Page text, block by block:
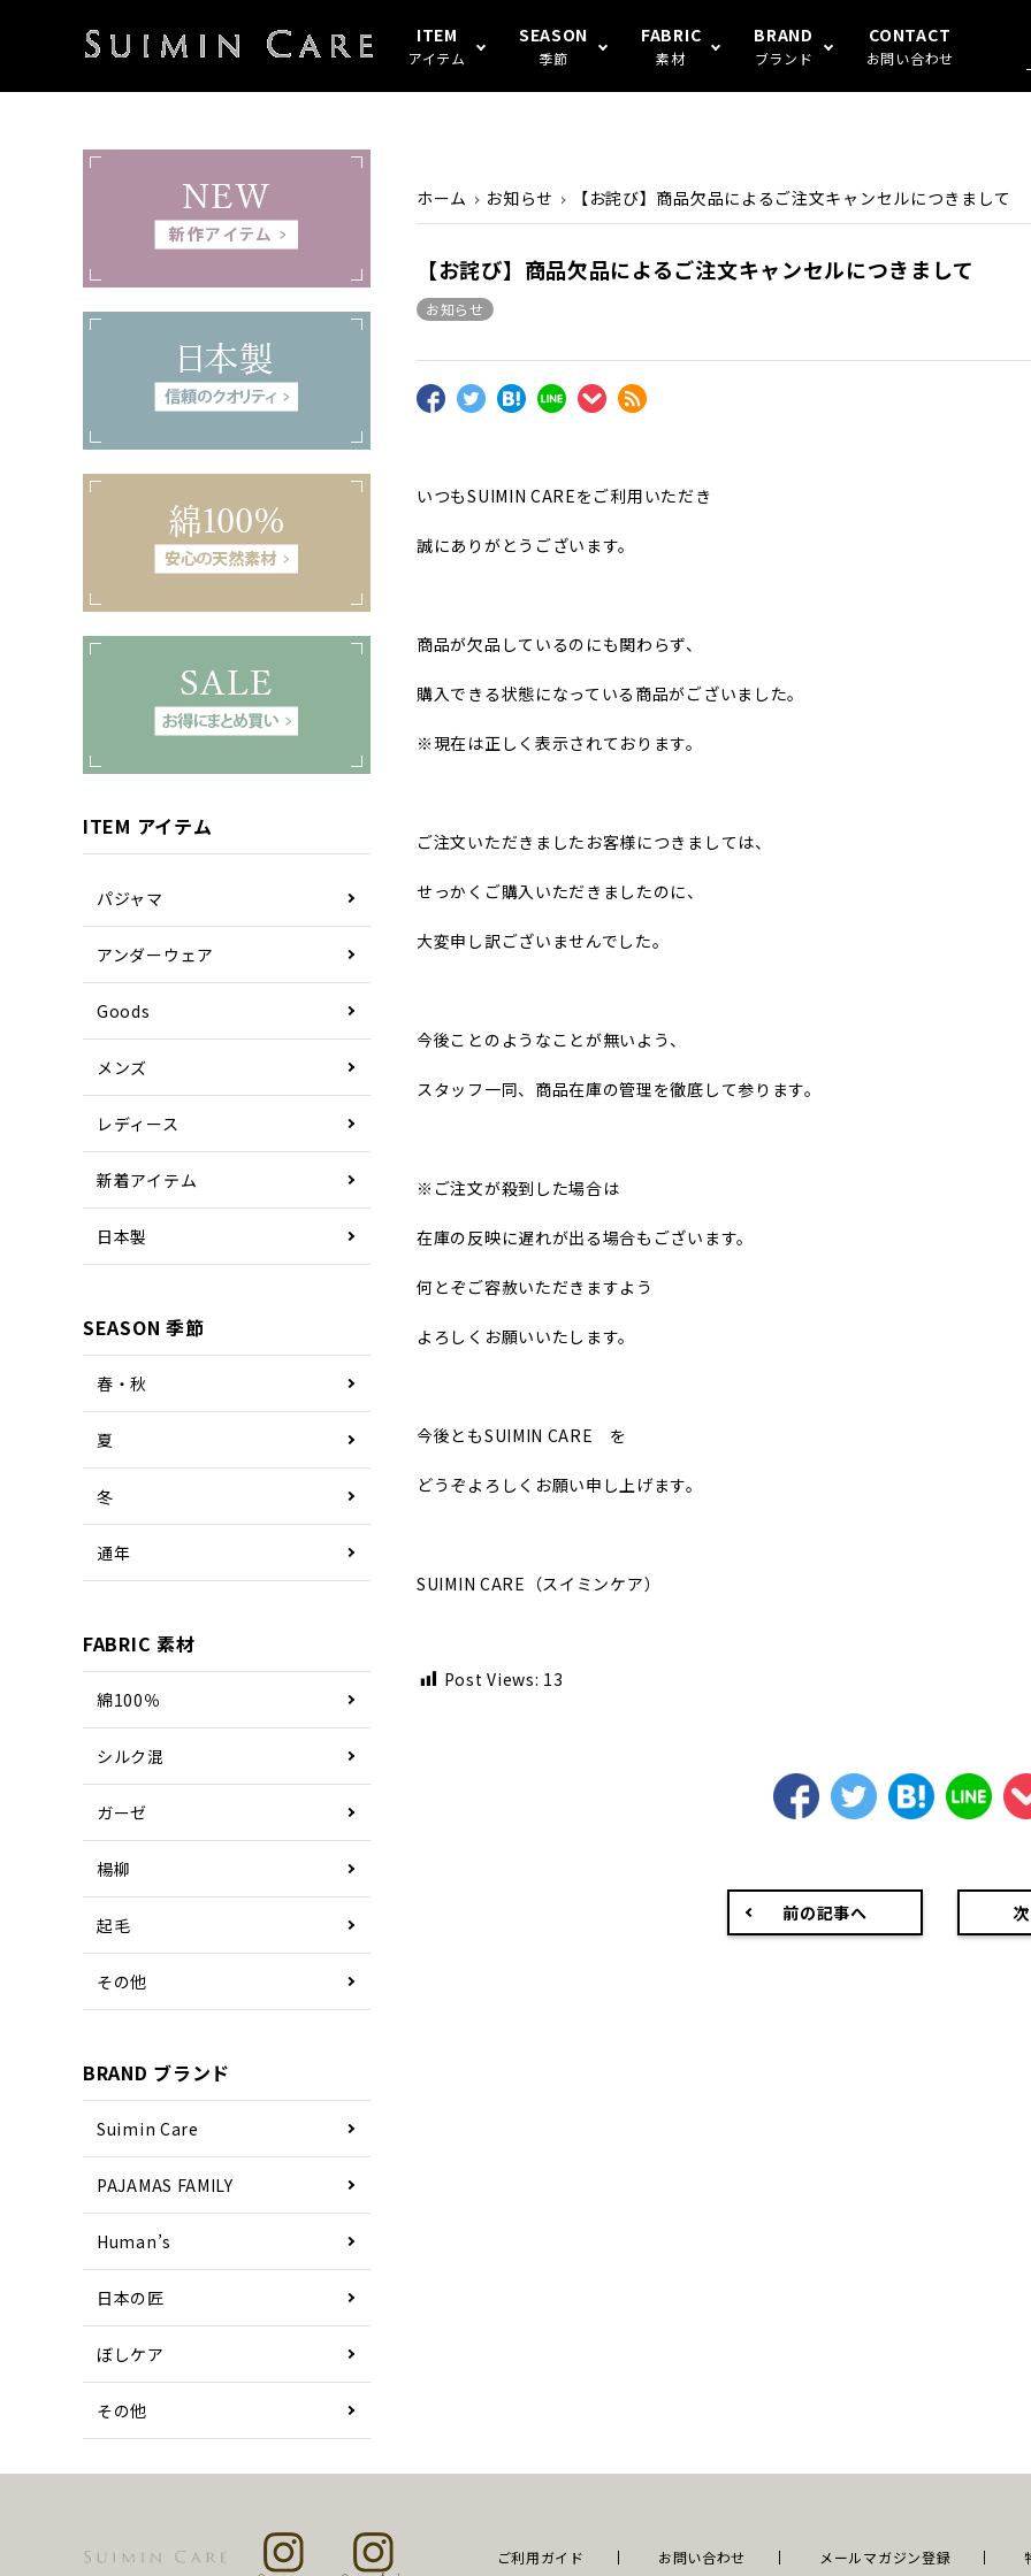
ITEM
アイテム
アイテムすべて
SEASON
季節
春・秋
FABRIC
素材
綿100%
その他
BRAND
ブランド
SUIMIN CARE
ぼしケア その他
CONTACT
お問い合わせ
ホーム お知らせ 【お詫び】商品欠品によるご注文キャンセルにつきまして
【お詫び】商品欠品によるご注文キャンセルにつきまして
お知らせ
いつもSUIMIN CAREをご利用いただき
誠にありがとうございます。
商品が欠品しているのにも関わらず、
購入できる状態になっている商品がございました。
※現在は正しく表示されております。
ご注文いただきましたお客様につきましては、
せっかくご購入いただきましたのに、
大変申し訳ございませんでした。
今後ことのようなことが無いよう、
スタッフ一同、商品在庫の管理を徹底して参ります。
※ご注文が殺到した場合は
在庫の反映に遅れが出る場合もございます。
何とぞご容赦いただきますよう
よろしくお願いいたします。
今後ともSUIMIN CARE を
どうぞよろしくお願い申し上げます。
SUIMIN CARE（スイミンケア）
Post Views: 13
前の記事へ
ITEM アイテム
パジャマ
アンダーウェア
Goods
メンズ
レディース
新着アイテム
日本製
SEASON 季節
春・秋
夏
冬
通年
FABRIC 素材
綿100％
シルク混
ガーゼ
楊柳
起毛
その他
BRAND ブランド
Suimin Care
PAJAMAS FAMILY
Human’s
日本の匠
ぼしケア
その他
ご利用ガイド お問い合わせ メールマガジン登録